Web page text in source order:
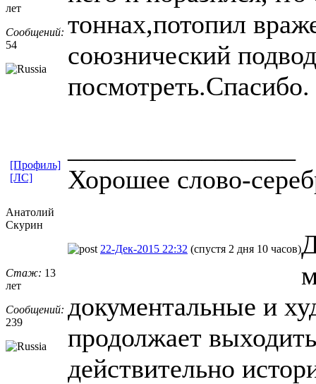
лет
Сообщений:
54
тоннах,потопил
союзнический
посмотреть.Спасибо.
Хорошее слово-
[Профиль]
[ЛС]
Анатолий
Скурин
Стаж: 13
лет
Сообщений:
239
22-Дек-2015 22:32 (спустя 2 дня 10 часов)
документальные и
продолжает
действительно